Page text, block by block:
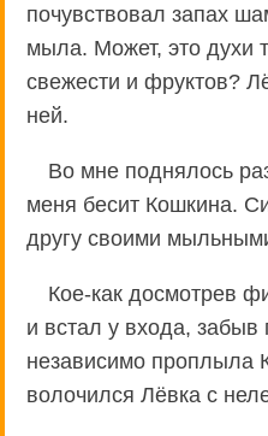
почувствовал запах
мыла. Может, это духи
свежести и фруктов?
ней.
Во мне поднялось
меня бесит Кошкина.
другу своими
Кое-как досмотрев
и встал у входа,
независимо проплыла
волочился Лёвка с